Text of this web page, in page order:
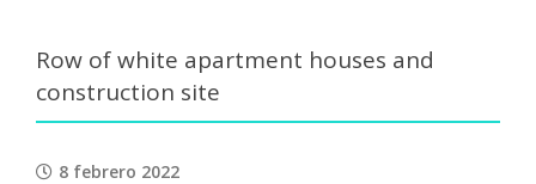
Row of white apartment houses and
construction site
8 febrero 2022